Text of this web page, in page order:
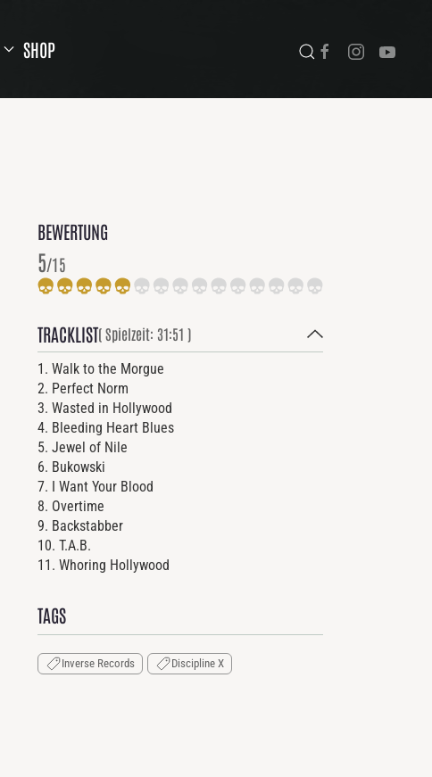
SHOP
BEWERTUNG
5/15
TRACKLIST( Spielzeit: 31:51 )
1. Walk to the Morgue
2. Perfect Norm
3. Wasted in Hollywood
4. Bleeding Heart Blues
5. Jewel of Nile
6. Bukowski
7. I Want Your Blood
8. Overtime
9. Backstabber
10. T.A.B.
11. Whoring Hollywood
TAGS
Inverse Records Discipline X